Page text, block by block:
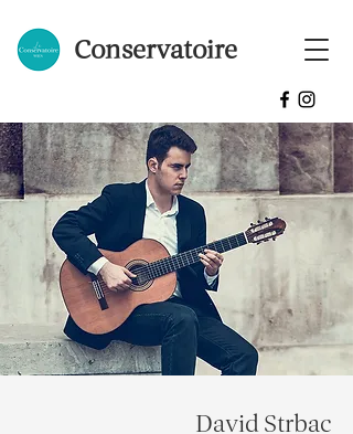
Conservatoire
David Strbac